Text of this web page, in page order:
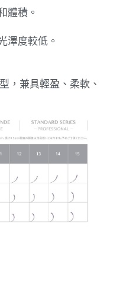
體積。
澤度較低。
，兼具輕盈、柔軟、